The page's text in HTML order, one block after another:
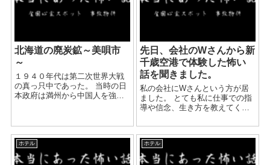
北海道の廃炭鉱～美唄市
～
１９４０年代は第二次世界大戦
の真っ只中であった。 当時の日
本政府は満州から中国人を強制
が廃坑になり、山奥にひっそり
と坑道を忍ばせいている。 １０
年前私が中学生だった...
先日、会社のWさんから新
千歳空港で体験した怖い
話を聞きました。
私の会社にWさんという方が居
ました。 とても私に仕事での指
導や信念、生き方を教えてくれ
して今別の支店で活躍されてま
す。 先日、私は仕事の研修でW
さんと久々にお会いし、 話し研
修後...
ホテル ホテル